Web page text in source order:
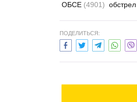
ОБСЕ (4901) обстрел
ПОДЕЛИТЬСЯ: